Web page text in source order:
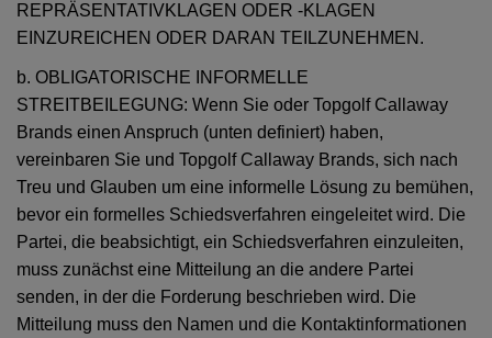
REPRÄSENTATIVKLAGEN ODER -KLAGEN
EINZUREICHEN ODER DARAN TEILZUNEHMEN.
b. OBLIGATORISCHE INFORMELLE
STREITBEILEGUNG: Wenn Sie oder Topgolf Callaway
Brands einen Anspruch (unten definiert) haben,
vereinbaren Sie und Topgolf Callaway Brands, sich nach
Treu und Glauben um eine informelle Lösung zu bemühen,
bevor ein formelles Schiedsverfahren eingeleitet wird. Die
Partei, die beabsichtigt, ein Schiedsverfahren einzuleiten,
muss zunächst eine Mitteilung an die andere Partei
senden, in der die Forderung beschrieben wird. Die
Mitteilung muss den Namen und die Kontaktinformationen